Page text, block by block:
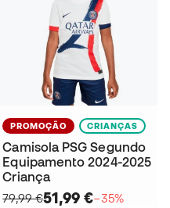
PROMOÇÃO CRIANÇAS
Camisola PSG Segundo
Equipamento 2024-2025
Criança
79,99 €51,99 €−35%